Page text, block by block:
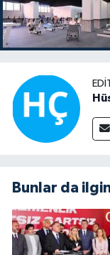
Bunlar da